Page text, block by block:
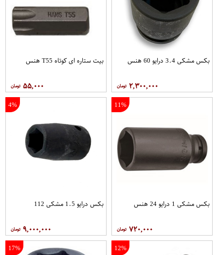
بکس مشکی 3.4 درایو 60 هنس
۲,۳۰۰,۰۰۰
بیت ستاره ای کوتاه T55 هنس
۵۵,۰۰۰
11%
بکس مشکی 1 درایو 24 هنس
۷۲۰,۰۰۰
4%
بکس درایو 1.5 مشکی 112
۹,۰۰۰,۰۰۰
12%
17%